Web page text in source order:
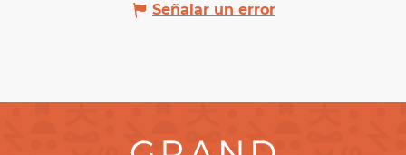
Señalar un error